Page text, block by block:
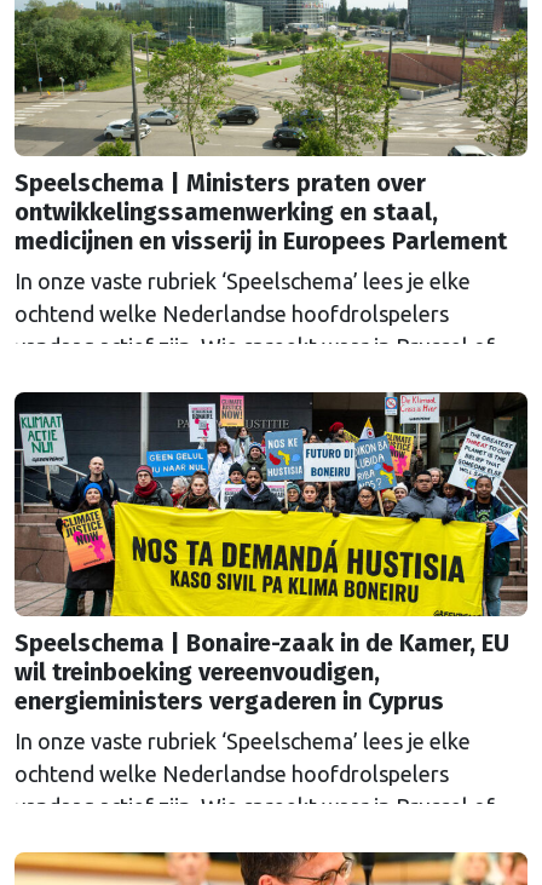
Continued
Speelschema | Ministers praten over
ontwikkelingssamenwerking en staal,
medicijnen en visserij in Europees Parlement
In onze vaste rubriek ‘Speelschema’ lees je elke
ochtend welke Nederlandse hoofdrolspelers
vandaag actief zijn. Wie spreekt waar in Brussel of
agenda?
Speelschema | Bonaire-zaak in de Kamer, EU
wil treinboeking vereenvoudigen,
energieministers vergaderen in Cyprus
In onze vaste rubriek ‘Speelschema’ lees je elke
ochtend welke Nederlandse hoofdrolspelers
vandaag actief zijn. Wie spreekt waar in Brussel of
agenda?